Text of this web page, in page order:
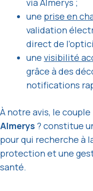
une prise en
validation
direct de
une visibilité
grâce à des
notifications
À notre avis, le couple
Almerys ? constitue
pour qui recherche à
protection et une
santé.